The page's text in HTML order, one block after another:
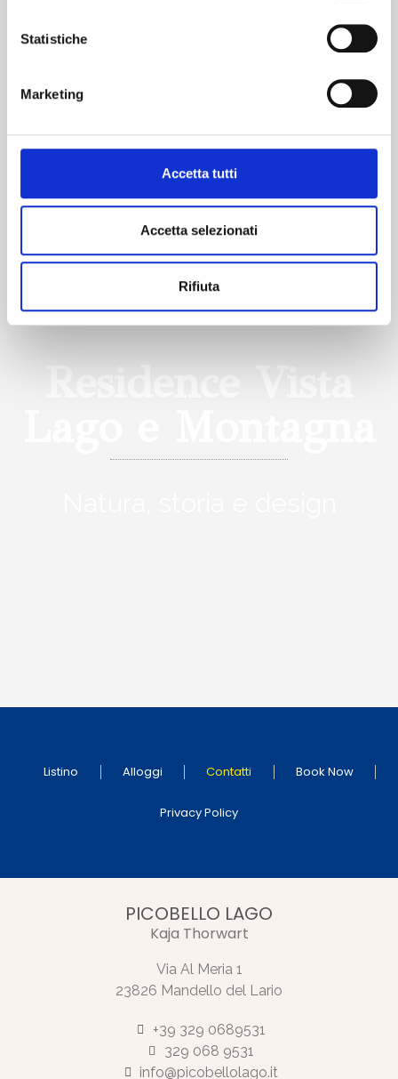
Statistiche
Marketing
Accetta tutti
Accetta selezionati
Rifiuta
Ho letto l'informativa sulla privacy
Residence Vista
Listino Alloggi Contatti Book Now
Privacy Policy
PICOBELLO LAGO
Kaja Thorwart
Via Al Meria 1
23826 Mandello del Lario
+39 329 0689531
329 068 9531
info@picobellolago.it